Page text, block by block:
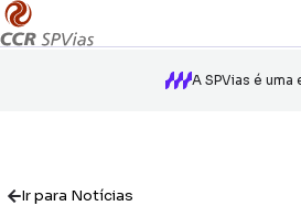
A SPVias é
Ir para Notícias